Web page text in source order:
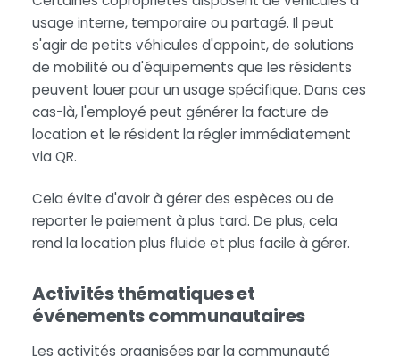
usage interne, temporaire ou partagé. Il peut
s'agir de petits véhicules d'appoint, de solutions
de mobilité ou d'équipements que les résidents
peuvent louer pour un usage spécifique. Dans ces
cas-là, l'employé peut générer la facture de
location et le résident la régler immédiatement
via QR.
Cela évite d'avoir à gérer des espèces ou de
reporter le paiement à plus tard. De plus, cela
rend la location plus fluide et plus facile à gérer.
Activités thématiques et
événements communautaires
Les activités organisées par la communauté